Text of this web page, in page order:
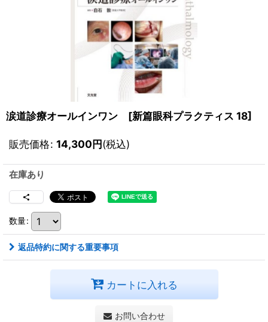
涙道診療オールインワン [新篇眼科プラクティス 18]
販売価格: 14,300円(税込)
在庫あり
数量:
返品特約に関する重要事項
カートに入れる
お問い合わせ